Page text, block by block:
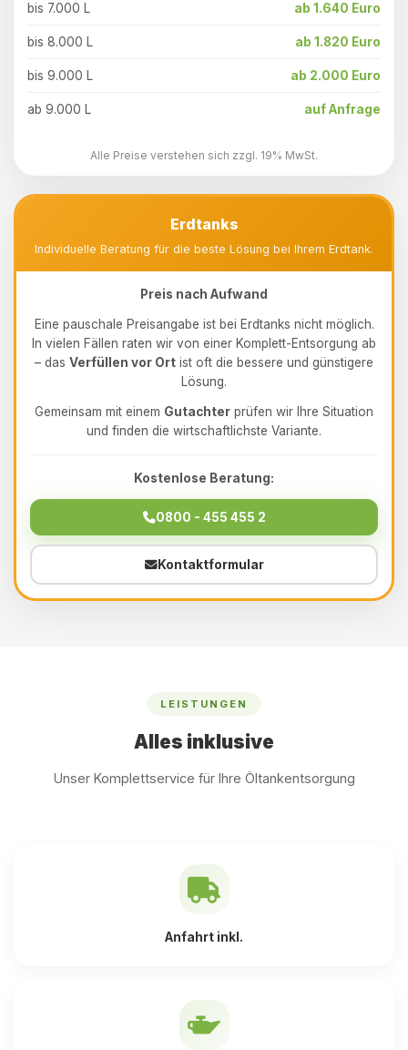
bis 7.000 L ab 1.640 Euro
bis 8.000 L ab 1.820 Euro
bis 9.000 L ab 2.000 Euro
ab 9.000 L auf Anfrage
Alle Preise verstehen sich zzgl. 19% MwSt.
Erdtanks
Individuelle Beratung für die beste Lösung bei Ihrem Erdtank.
Preis nach Aufwand
Eine pauschale Preisangabe ist bei Erdtanks nicht möglich.
In vielen Fällen raten wir von einer Komplett-Entsorgung ab
– das Verfüllen vor Ort ist oft die bessere und günstigere
Lösung.
Gemeinsam mit einem Gutachter prüfen wir Ihre Situation
und finden die wirtschaftlichste Variante.
Kostenlose Beratung:
0800 - 455 455 2
Kontaktformular
LEISTUNGEN
Alles inklusive
Unser Komplettservice für Ihre Öltankentsorgung
Anfahrt inkl.